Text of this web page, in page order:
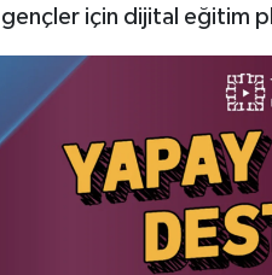
gençler için dijital eğitim